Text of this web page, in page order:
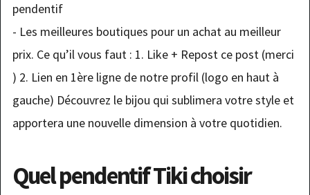
pendentif
- Les meilleures boutiques pour un achat au meilleur
prix. Ce qu’il vous faut : 1. Like + Repost ce post (merci
) 2. Lien en 1ère ligne de notre profil (logo en haut à
gauche) Découvrez le bijou qui sublimera votre style et
apportera une nouvelle dimension à votre quotidien.
Quel pendentif Tiki choisir